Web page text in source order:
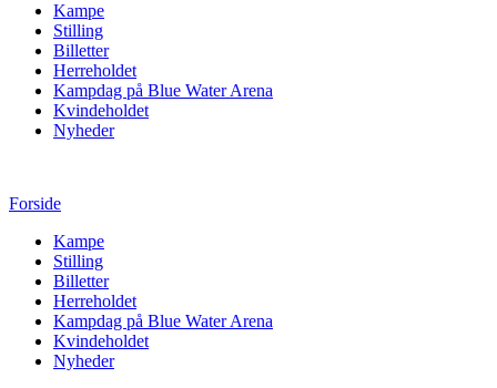
Kampe
Stilling
Billetter
Herreholdet
Kampdag på Blue Water Arena
Kvindeholdet
Nyheder
Forside
Kampe
Stilling
Billetter
Herreholdet
Kampdag på Blue Water Arena
Kvindeholdet
Nyheder